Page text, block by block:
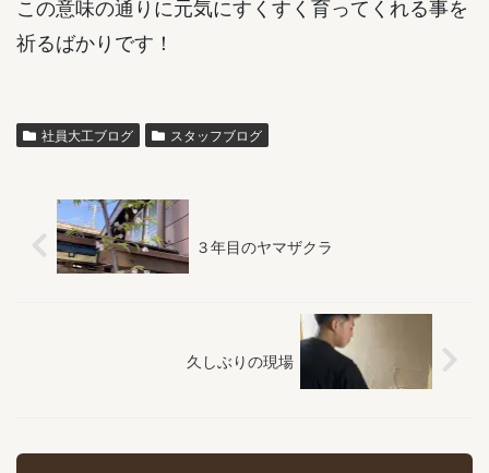
この意味の通りに元気にすくすく育ってくれる事を
祈るばかりです！
社員大工ブログ スタッフブログ
３年目のヤマザクラ
久しぶりの現場